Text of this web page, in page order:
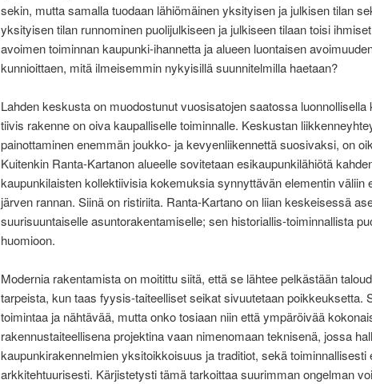
sekin, mutta samalla tuodaan lähiömäinen yksityisen ja julkisen tilan
yksityisen tilan runnominen puolijulkiseen ja julkiseen tilaan toisi
avoimen toiminnan kaupunki-ihannetta ja alueen luontaisen
kunnioittaen, mitä ilmeisemmin nykyisillä suunnitelmilla haetaan?
Lahden keskusta on muodostunut vuosisatojen saatossa
tiivis rakenne on oiva kaupalliselle toiminnalle. Keskustan
painottaminen enemmän joukko- ja kevyenliikennettä suosivaksi, on
Kuitenkin Ranta-Kartanon alueelle sovitetaan esikaupunkilähiötä
kaupunkilaisten kollektiivisia kokemuksia synnyttävän elementin väliin
järven rannan. Siinä on ristiriita. Ranta-Kartano on liian keskeisessä
suurisuuntaiselle asuntorakentamiselle; sen historiallis-toiminnallista
huomioon.
Modernia rakentamista on moitittu siitä, että se lähtee pelkästään
tarpeista, kun taas fyysis-taiteelliset seikat sivuutetaan poikkeuksetta.
toimintaa ja nähtävää, mutta onko tosiaan niin että ympäröivää
rakennustaiteellisena projektina vaan nimenomaan teknisenä, jossa
kaupunkirakennelmien yksitoikkoisuus ja traditiot, sekä toiminnallisesti
arkkitehtuurisesti. Kärjistetysti tämä tarkoittaa suurimman ongelman